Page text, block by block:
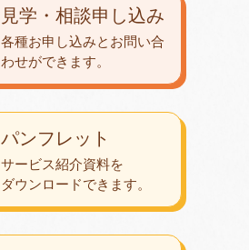
パンフレット
サービス紹介資料を
ダウンロードできます。
見学・相談申し込み
各種お申し込みとお問い合
わせができます。